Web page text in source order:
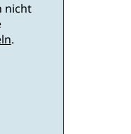
nicht
.